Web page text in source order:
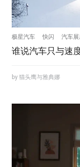
极星汽车 快闪 汽车
谁说汽车只与速
by 猫头鹰与雅典娜